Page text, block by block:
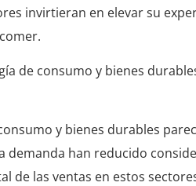
invirtieran en elevar su
de consumo y bienes
y bienes durables
demanda han reducido
de las ventas en estos